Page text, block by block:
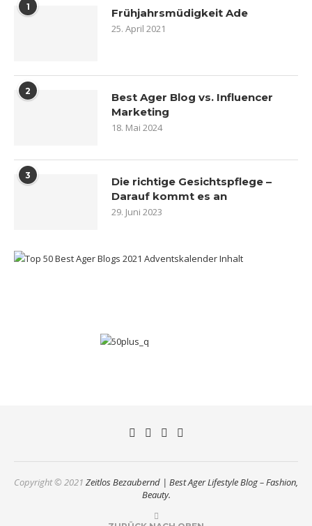
1 Frühjahrsmüdigkeit Ade
25. April 2021
2
Best Ager Blog vs. Influencer
Marketing
18. Mai 2024
3
Die richtige Gesichtspflege –
Darauf kommt es an
29. Juni 2023
Copyright © 2021 Zeitlos Bezaubernd | Best Ager Lifestyle Blog – Fashion,
Beauty.